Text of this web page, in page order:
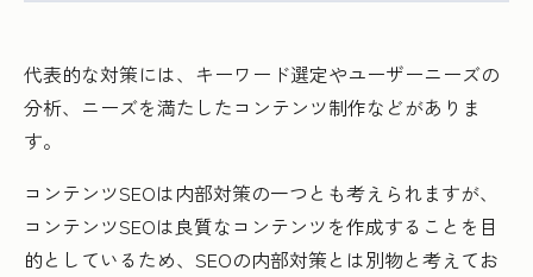
代表的な対策には、キーワード選定やユーザーニーズの
分析、ニーズを満たしたコンテンツ制作などがありま
す。
コンテンツSEOは内部対策の一つとも考えられますが、
コンテンツSEOは良質なコンテンツを作成することを目
的としているため、SEOの内部対策とは別物と考えてお